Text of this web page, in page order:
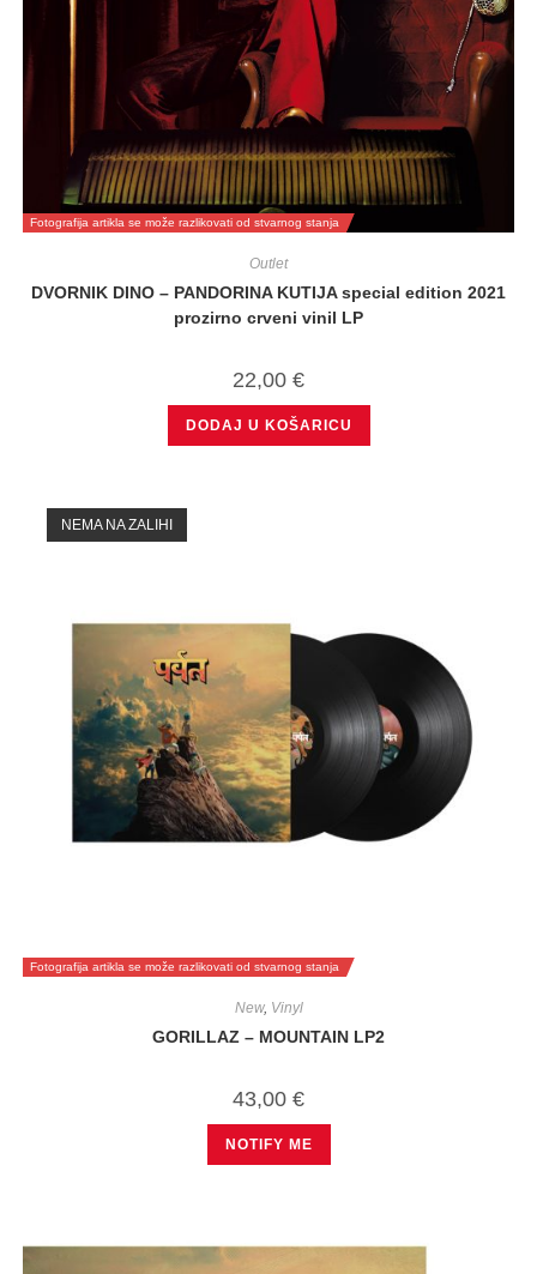
Fotografija artikla se može razlikovati od stvarnog stanja
Outlet
DVORNIK DINO – PANDORINA KUTIJA special edition 2021
prozirno crveni vinil LP
22,00 €
DODAJ U KOŠARICU
Fotografija artikla se može razlikovati od stvarnog stanja
NEMA NA ZALIHI
New, Vinyl
GORILLAZ – MOUNTAIN LP2
43,00 €
NOTIFY ME